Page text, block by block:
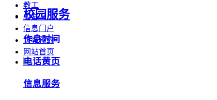
教工
校友
信息门户
访客预约
网站首页
校园服务
作息时间
电话黄页
信息服务